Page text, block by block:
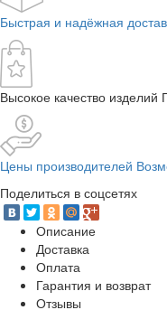
Быстрая и надёжная
Высокое качество изделий
Цены производителей
Поделиться в соцсетях
Описание
Доставка
Оплата
Гарантия и возврат
Отзывы